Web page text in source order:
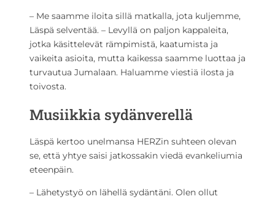
– Me saamme iloita sillä matkalla, jota kuljemme,
Läspä selventää. – Levyllä on paljon kappaleita,
jotka käsittelevät rämpimistä, kaatumista ja
vaikeita asioita, mutta kaikessa saamme luottaa ja
turvautua Jumalaan. Haluamme viestiä ilosta ja
toivosta.
Musiikkia sydänverellä
Läspä kertoo unelmansa HERZin suhteen olevan
se, että yhtye saisi jatkossakin viedä evankeliumia
eteenpäin.
– Lähetystyö on lähellä sydäntäni. Olen ollut